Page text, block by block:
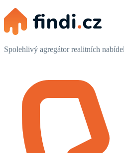
Spolehlivý agregátor realitních